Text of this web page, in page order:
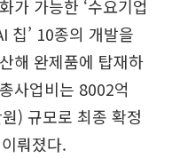
가 가능한 ‘수요기업
칩’ 10종의 개발을
해 완제품에 탑재하
사업비는 8002억
) 규모로 최종 확정
뤄졌다.